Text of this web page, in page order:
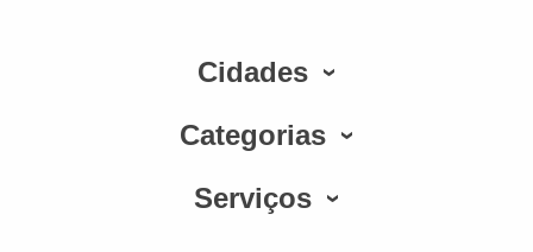
Cidades
Categorias
Serviços